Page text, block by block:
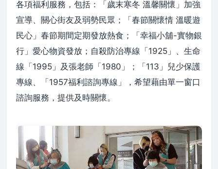
各項福利服務，包括：「歲末寒冬 溫馨關懷」加強
宣導、關心街友及弱勢民眾；「春節關懷情 溫暖遊
民心」春節期間定期發放熱食；「幸福小舖-實物銀
行」愛心物資發放；自殺防治專線「1925」、生命
線「1995」及張老師「1980」；「113」兒少保護
專線、「1957福利諮詢專線」，希望藉由單一窗口
諮詢服務，提供及時關懷。